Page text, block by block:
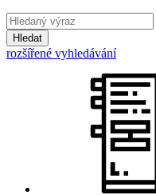
Hledat
rozšířené vyhledávání